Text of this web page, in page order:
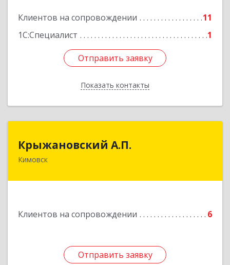
Клиентов на сопровождении
11
1С:Специалист
1
Отправить заявку
Показать контакты
Отправить заявку
Назад
Крыжановский А.П.
Кимовск
Клиентов на сопровождении 6
Отправить заявку
Крыжановский А.П.
Отправить заявку